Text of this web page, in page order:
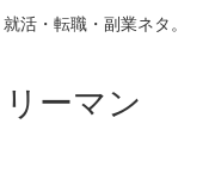
活・転職・副業ネタ。
ーマン